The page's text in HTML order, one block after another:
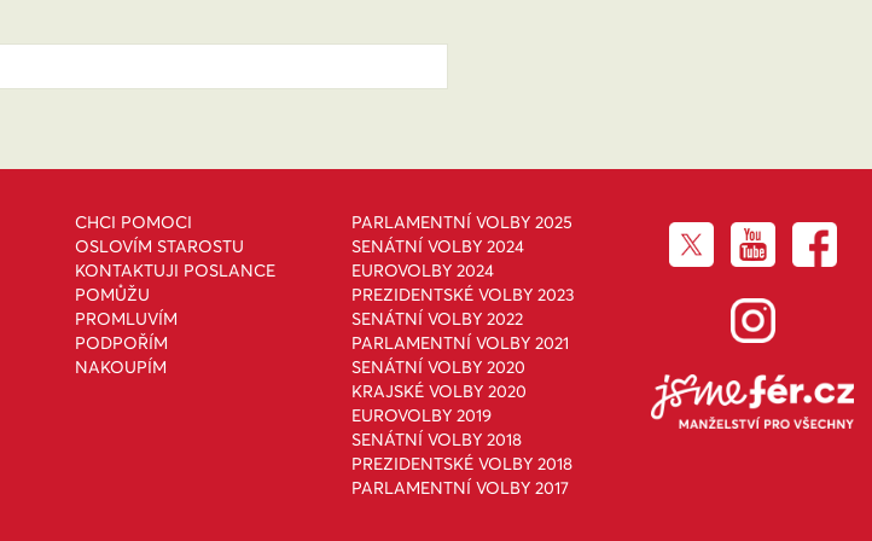
CHCI POMOCI
OSLOVÍM STAROSTU
KONTAKTUJI POSLANCE
POMŮŽU
PROMLUVÍM
PODPOŘÍM
NAKOUPÍM
PARLAMENTNÍ VOLBY 2025
SENÁTNÍ VOLBY 2024
EUROVOLBY 2024
PREZIDENTSKÉ VOLBY 2023
SENÁTNÍ VOLBY 2022
PARLAMENTNÍ VOLBY 2021
SENÁTNÍ VOLBY 2020
KRAJSKÉ VOLBY 2020
EUROVOLBY 2019
SENÁTNÍ VOLBY 2018
PREZIDENTSKÉ VOLBY 2018
PARLAMENTNÍ VOLBY 2017